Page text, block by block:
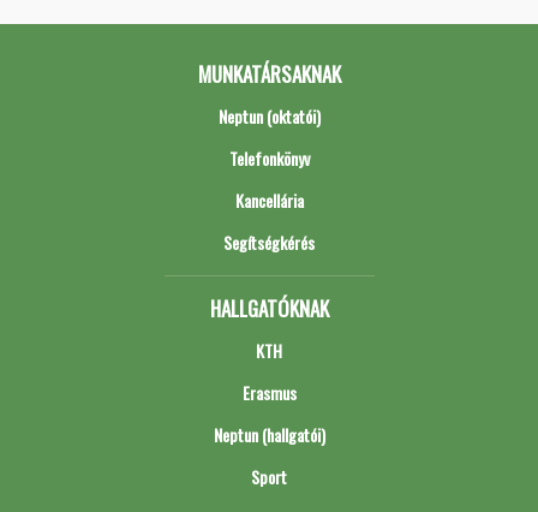
MUNKATÁRSAKNAK
Neptun (oktatói)
Telefonkönyv
Kancellária
Segítségkérés
HALLGATÓKNAK
KTH
Erasmus
Neptun (hallgatói)
Sport